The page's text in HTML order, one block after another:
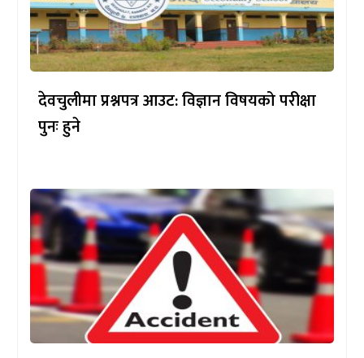
देवचुलीमा प्रश्नपत्र आउट: विज्ञान विषयको परीक्षा
पुनः हुने